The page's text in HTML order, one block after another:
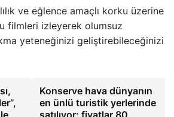
ve eğlence amaçlı korku üzerine
filmleri izleyerek olumsuz
yeteneğinizi geliştirebileceğinizi
Konserve hava dünyanın
en ünlü turistik yerlerinde
satılıyor: fiyatlar 80